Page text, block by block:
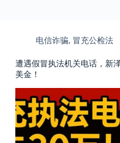
电信诈骗, 冒充公检法
遭遇假冒执法机关电话，新
美金！